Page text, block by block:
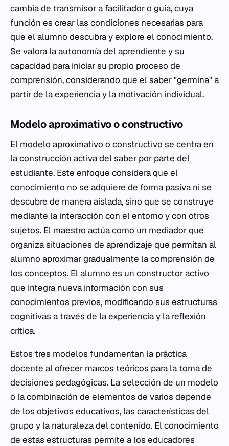
cambia de transmisor a facilitador o guía, cuya
función es crear las condiciones necesarias para
que el alumno descubra y explore el conocimiento.
Se valora la autonomía del aprendiente y su
capacidad para iniciar su propio proceso de
comprensión, considerando que el saber "germina" a
partir de la experiencia y la motivación individual.
Modelo aproximativo o constructivo
El modelo aproximativo o constructivo se centra en
la construcción activa del saber por parte del
estudiante. Este enfoque considera que el
conocimiento no se adquiere de forma pasiva ni se
descubre de manera aislada, sino que se construye
mediante la interacción con el entorno y con otros
sujetos. El maestro actúa como un mediador que
organiza situaciones de aprendizaje que permitan al
alumno aproximar gradualmente la comprensión de
los conceptos. El alumno es un constructor activo
que integra nueva información con sus
conocimientos previos, modificando sus estructuras
cognitivas a través de la experiencia y la reflexión
crítica.
Estos tres modelos fundamentan la práctica
docente al ofrecer marcos teóricos para la toma de
decisiones pedagógicas. La selección de un modelo
o la combinación de elementos de varios depende
de los objetivos educativos, las características del
grupo y la naturaleza del contenido. El conocimiento
de estas estructuras permite a los educadores